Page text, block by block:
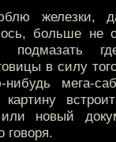
железки,
больше не
подмазать
в силу
мега-
новый
говоря.